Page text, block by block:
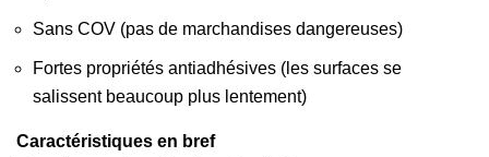
Sans COV (pas de marchandises dangereuses)
Fortes propriétés antiadhésives (les surfaces se
salissent beaucoup plus lentement)
Caractéristiques en bref